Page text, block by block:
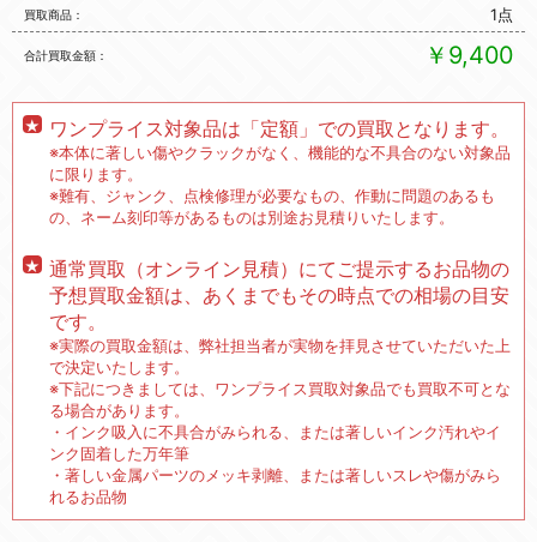
買取商品 1点
合計買取金額 ￥9,400
ワンプライス対象品は「定額」での買取となります。
※本体に著しい傷やクラックがなく、機能的な不具合のない対象品
に限ります。
※難有、ジャンク、点検修理が必要なもの、作動に問題のあるも
の、ネーム刻印等があるものは別途お見積りいたします。
通常買取（オンライン見積）にてご提示するお品物の
予想買取金額は、あくまでもその時点での相場の目安
です。
※実際の買取金額は、弊社担当者が実物を拝見させていただいた上
で決定いたします。
※下記につきましては、ワンプライス買取対象品でも買取不可とな
る場合があります。
・インク吸入に不具合がみられる、または著しいインク汚れやイ
ンク固着した万年筆
・著しい金属パーツのメッキ剥離、または著しいスレや傷がみら
れるお品物